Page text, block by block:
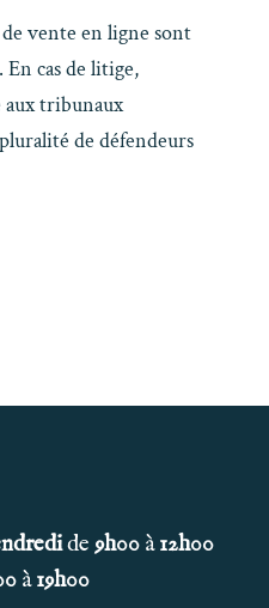
vente en ligne sont
En cas de litige,
aux tribunaux
de défendeurs
de9h00 à12h00
à19h00